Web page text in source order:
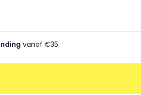
vanaf €35